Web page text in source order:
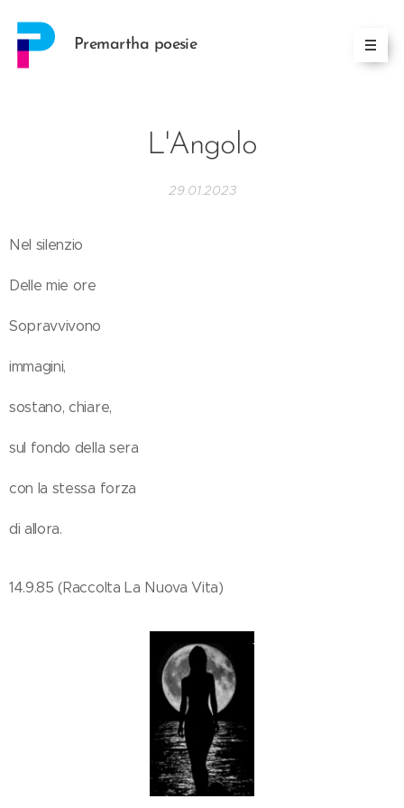
Premartha poesie
L'Angolo
29.01.2023
Nel silenzio
Delle mie ore
Sopravvivono
immagini,
sostano, chiare,
sul fondo della sera
con la stessa forza
di allora.
14.9.85 (Raccolta La Nuova Vita)